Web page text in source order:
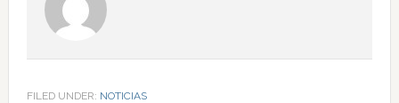
FILED UNDER: NOTICIAS